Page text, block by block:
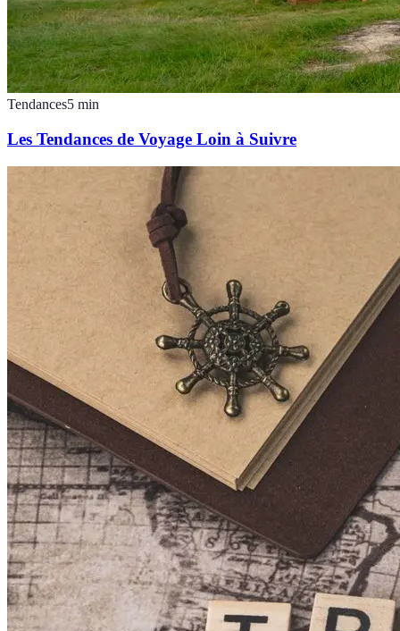
Tendances5 min
Les Tendances de Voyage Loin à Suivre